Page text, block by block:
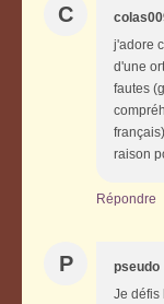
C
j'adore
d'une
fautes
raison
Répondre
P pseudo
Je défis